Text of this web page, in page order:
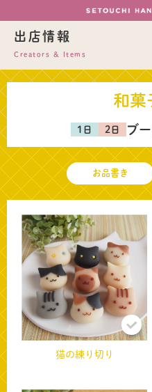
出店情報
Creators & Items
和菓
ブ
お品書き
猫の練り切り